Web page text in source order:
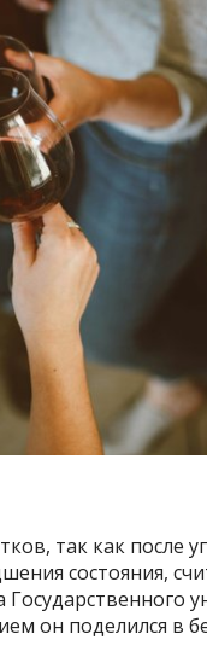
так как после
состояния,
он поделился в